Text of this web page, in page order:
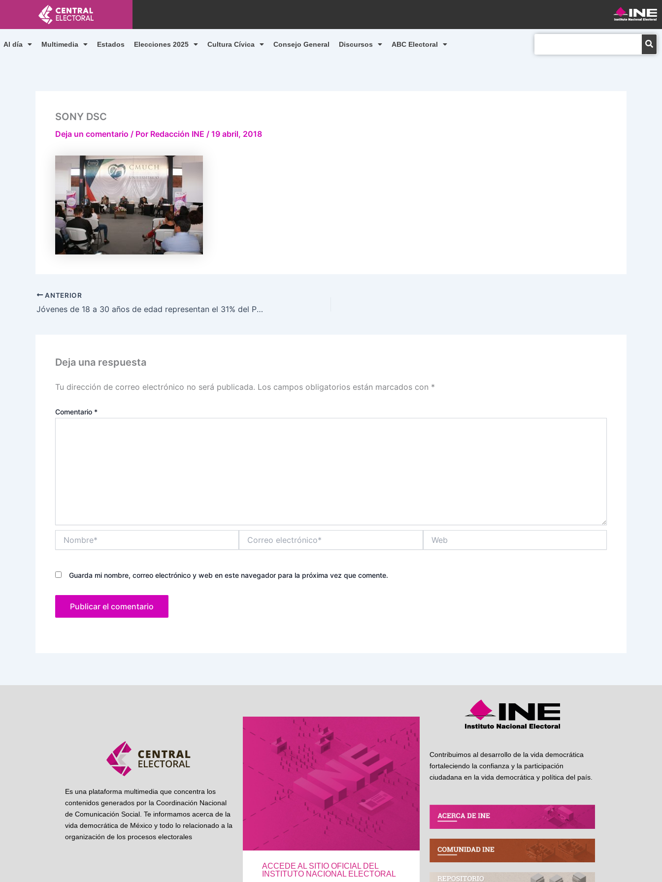
contenido
Al día Multimedia Estados Elecciones 2025 Cultura Cívica Consejo General Discursos ABC Electoral
SONY DSC
Deja un comentario / Por Redacción INE / 19 abril, 2018
ANTERIOR
Jóvenes de 18 a 30 años de edad representan el 31% del Padrón Electoral en la entidad: INE Puebla
Deja una respuesta
Tu dirección de correo electrónico no será publicada. Los campos obligatorios están marcados con *
Comentario *
electrónico*
Guarda mi nombre, correo electrónico y web en este navegador para la próxima vez que comente.
Es una plataforma multimedia que concentra los
contenidos generados por la Coordinación Nacional
de Comunicación Social. Te informamos acerca de la
vida democrática de México y todo lo relacionado a la
organización de los procesos electorales
ACCEDE AL SITIO OFICIAL DEL
INSTITUTO NACIONAL ELECTORAL
Contribuimos al desarrollo de la vida democrática
fortaleciendo la confianza y la participación
ciudadana en la vida democrática y política del país.